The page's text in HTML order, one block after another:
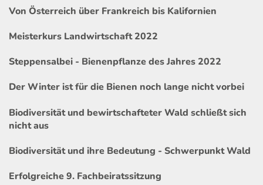
Von Österreich über Frankreich bis Kalifornien
Meisterkurs Landwirtschaft 2022
Steppensalbei - Bienenpflanze des Jahres 2022
Der Winter ist für die Bienen noch lange nicht vorbei
Biodiversität und bewirtschafteter Wald schließt sich
nicht aus
Biodiversität und ihre Bedeutung - Schwerpunkt Wald
Erfolgreiche 9. Fachbeiratssitzung